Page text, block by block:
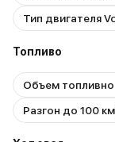
Тип двигателя
Топливо
Разгон до 100